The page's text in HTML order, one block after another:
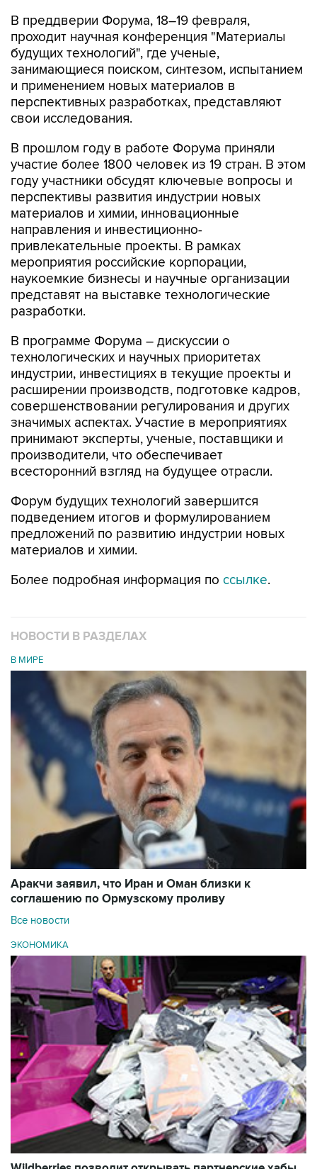
В преддверии Форума, 18–19 февраля,
проходит научная конференция "Материалы
будущих технологий", где ученые,
занимающиеся поиском, синтезом, испытанием
и применением новых материалов в
перспективных разработках, представляют
свои исследования.
В прошлом году в работе Форума приняли
участие более 1800 человек из 19 стран. В этом
году участники обсудят ключевые вопросы и
перспективы развития индустрии новых
материалов и химии, инновационные
направления и инвестиционно-
привлекательные проекты. В рамках
мероприятия российские корпорации,
наукоемкие бизнесы и научные организации
представят на выставке технологические
разработки.
В программе Форума – дискуссии о
технологических и научных приоритетах
индустрии, инвестициях в текущие проекты и
расширении производств, подготовке кадров,
совершенствовании регулирования и других
значимых аспектах. Участие в мероприятиях
принимают эксперты, ученые, поставщики и
производители, что обеспечивает
всесторонний взгляд на будущее отрасли.
Форум будущих технологий завершится
подведением итогов и формулированием
предложений по развитию индустрии новых
материалов и химии.
Более подробная информация по ссылке.
НОВОСТИ В РАЗДЕЛАХ
В МИРЕ
Аракчи заявил, что Иран и Оман близки к
соглашению по Ормузскому проливу
Все новости
ЭКОНОМИКА